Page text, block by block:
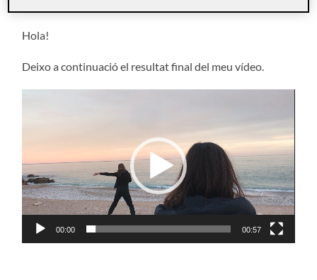
Hola!
Deixo a continuació el resultat final del meu vídeo.
00:00 00:57